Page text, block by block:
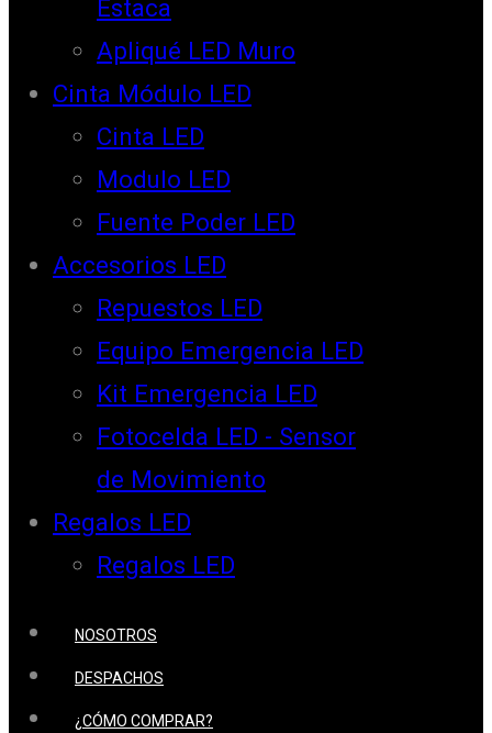
Estaca
Apliqué LED Muro
Cinta Módulo LED
Cinta LED
Modulo LED
Fuente Poder LED
Accesorios LED
Repuestos LED
Equipo Emergencia LED
Kit Emergencia LED
Fotocelda LED - Sensor
de Movimiento
Regalos LED
Regalos LED
NOSOTROS
DESPACHOS
¿CÓMO COMPRAR?